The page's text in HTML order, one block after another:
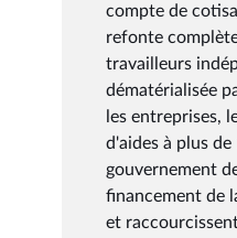
compte de
refonte
travailleurs
dématérialisée
les entreprises,
d'aides à plus
gouvernement
financement de
et